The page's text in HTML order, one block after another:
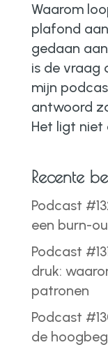
Waarom
plafond
gedaan
is de vraag
mijn
antwoord
Het ligt niet
Recente
Podcast
een burn-
Podcast
druk:
patronen
Podcast
de